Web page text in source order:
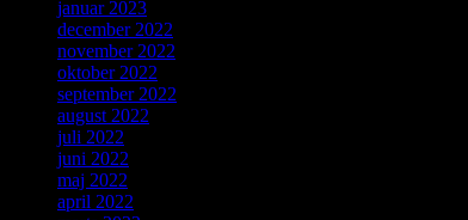
januar 2023
december 2022
november 2022
oktober 2022
september 2022
august 2022
juli 2022
juni 2022
maj 2022
april 2022